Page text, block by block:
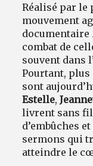
Réalisé par le
mouvement
documentaire
combat de
souvent dans
Pourtant, plus
sont
Estelle,
livrent sans
d’embûches
sermons qui
atteindre le